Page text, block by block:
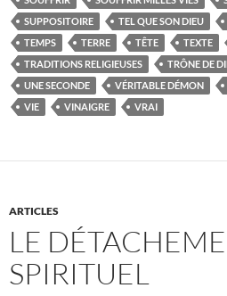
SUPPOSITOIRE
TEL QUE SON DIEU
TEMPS
TERRE TÊTE TEXTE
TRADITIONS RELIGIEUSES
TRÔNE DE
UNE SECONDE
VÉRITABLE DÉMON
VIE
VINAIGRE VRAI
ARTICLES
LE
SPIRITUEL